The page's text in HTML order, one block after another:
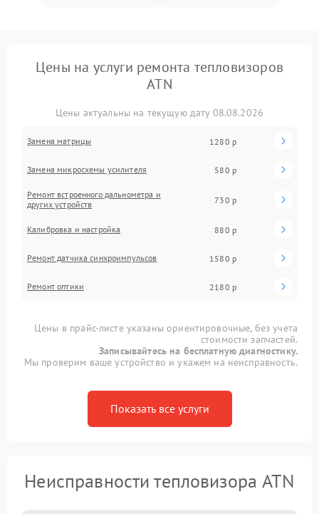
Цены на услуги ремонта тепловизоров
ATN
Цены актуальны на текущую дату 08.08.2026
Замена матрицы 1280 р
Замена микросхемы усилителя 580 р
Ремонт встроенного дальнометра и
других устройств
730 р
Калибровка и настройка 880 р
Ремонт датчика синхроимпульсов 1580 р
Ремонт оптики 2180 р
Цены в прайс-листе указаны ориентировочные, без учета
стоимости запчастей.
Записывайтесь на бесплатную диагностику.
Мы проверим ваше устройство и укажем на неисправность.
Показать все услуги
Неисправности тепловизора ATN